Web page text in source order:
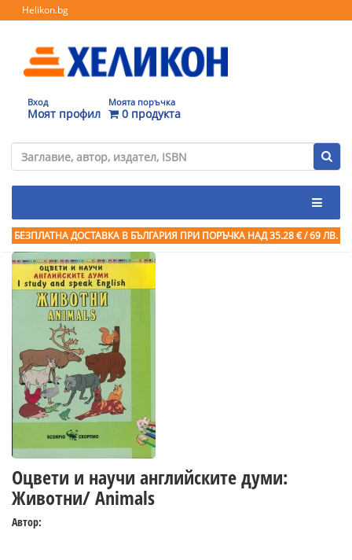
Helikon.bg
Вход
Моят профил
Моята поръчка
0 продукта
БЕЗПЛАТНА ДОСТАВКА В БЪЛГАРИЯ ПРИ ПОРЪЧКА НАД 35.28 € / 69 ЛВ.
Оцвети и научи английските думи:
Животни/ Animals
Автор: